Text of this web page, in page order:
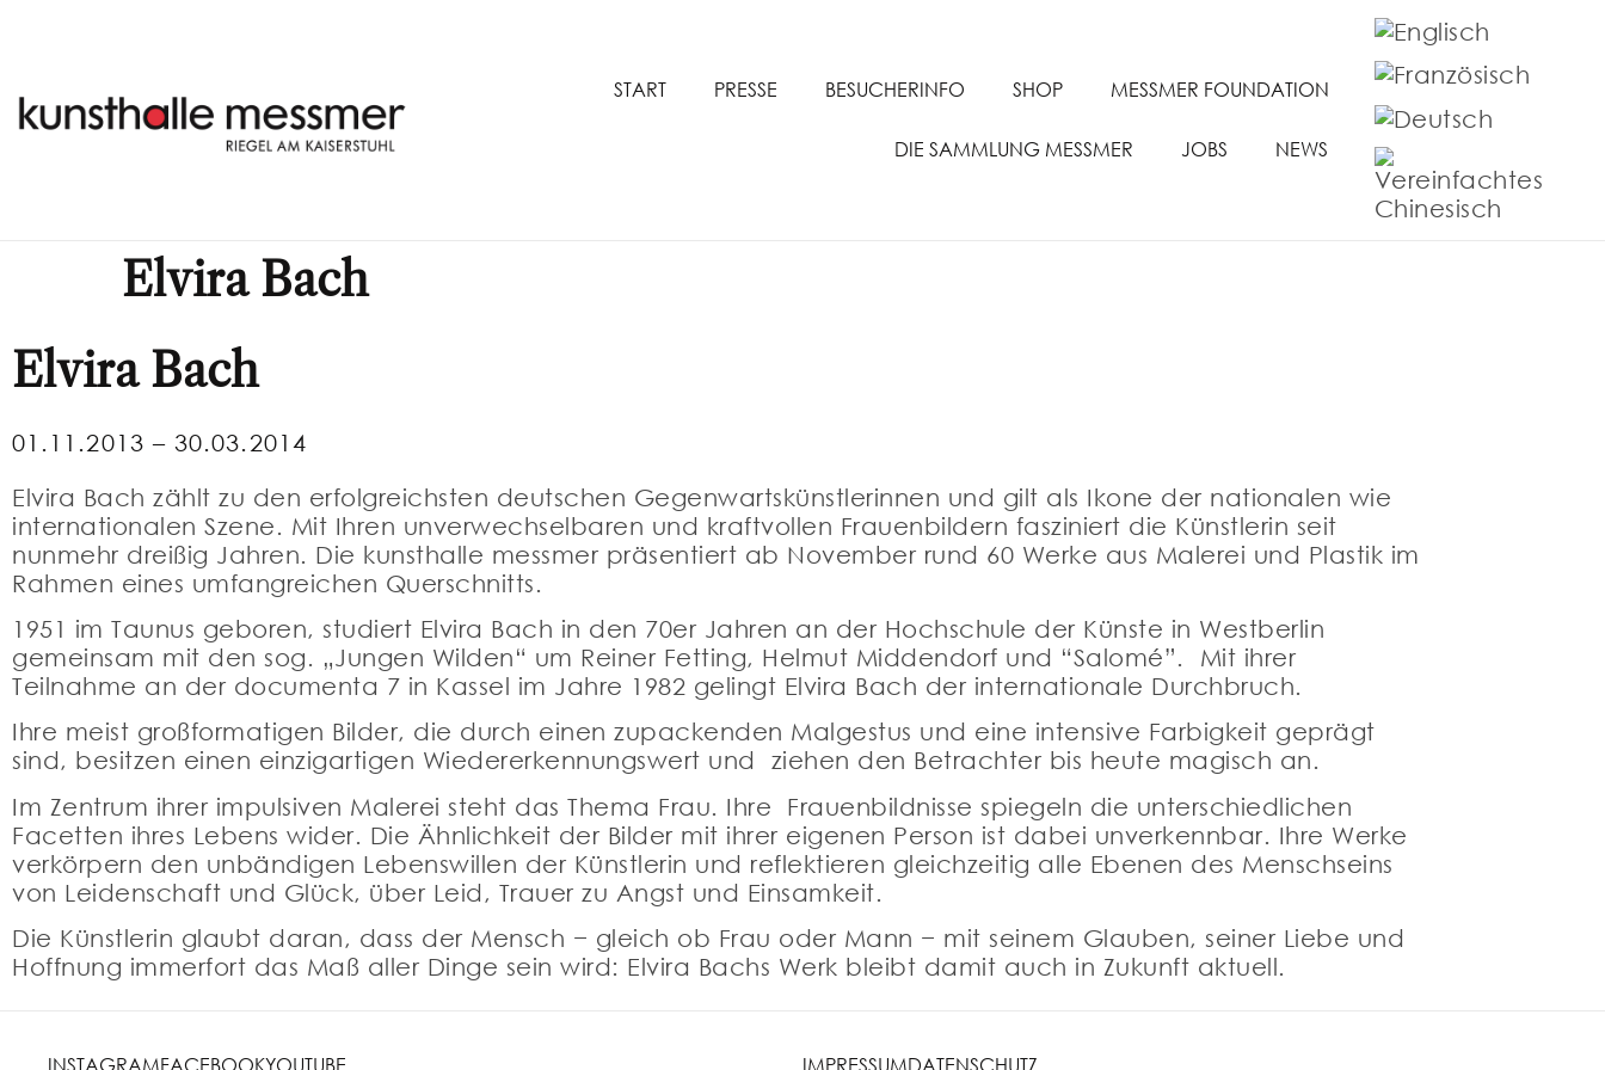
START PRESSE BESUCHERINFO SHOP MESSMER FOUNDATION
DIE SAMMLUNG MESSMER JOBS NEWS
Elvira Bach
Elvira Bach
01.11.2013 – 30.03.2014
Elvira Bach zählt zu den erfolgreichsten deutschen Gegenwartskünstlerinnen und gilt als Ikone der nationalen wie
internationalen Szene. Mit Ihren unverwechselbaren und kraftvollen Frauenbildern fasziniert die Künstlerin seit
nunmehr dreißig Jahren. Die kunsthalle messmer präsentiert ab November rund 60 Werke aus Malerei und Plastik im
Rahmen eines umfangreichen Querschnitts.
1951 im Taunus geboren, studiert Elvira Bach in den 70er Jahren an der Hochschule der Künste in Westberlin
gemeinsam mit den sog. „Jungen Wilden“ um Reiner Fetting, Helmut Middendorf und “Salomé”. Mit ihrer
Teilnahme an der documenta 7 in Kassel im Jahre 1982 gelingt Elvira Bach der internationale Durchbruch.
Ihre meist großformatigen Bilder, die durch einen zupackenden Malgestus und eine intensive Farbigkeit geprägt
sind, besitzen einen einzigartigen Wiedererkennungswert und ziehen den Betrachter bis heute magisch an.
Im Zentrum ihrer impulsiven Malerei steht das Thema Frau. Ihre Frauenbildnisse spiegeln die unterschiedlichen
Facetten ihres Lebens wider. Die Ähnlichkeit der Bilder mit ihrer eigenen Person ist dabei unverkennbar. Ihre Werke
verkörpern den unbändigen Lebenswillen der Künstlerin und reflektieren gleichzeitig alle Ebenen des Menschseins
von Leidenschaft und Glück, über Leid, Trauer zu Angst und Einsamkeit.
Die Künstlerin glaubt daran, dass der Mensch − gleich ob Frau oder Mann − mit seinem Glauben, seiner Liebe und
Hoffnung immerfort das Maß aller Dinge sein wird: Elvira Bachs Werk bleibt damit auch in Zukunft aktuell.